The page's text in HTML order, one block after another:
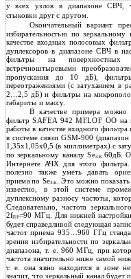
у всех узлов в диапазоне СВЧ,
стыковки друг с другом.
Окончательный вариант
избирательностью по
качестве входных полосовых
дуплексоров в диапазоне СВЧ в
фильтры на
встречноштыревыми
пропускания до 10 дБ),
переотражениями (с затуханием в
2…2,5 дБ) и фильтры на
габариты и массу.
В качестве примера можно
фильтр SAFEA 942 MFLOF OO на
работы в качестве входного
в системе связи GSM-900
1,35х1,05х0,5 (в миллиметрах) с
по зеркальному каналу SeЗ.К 60дБ.
Интернете АЧХ для этого
полезно также уметь давать
приема по SeЗ.К. Это можно
известно, в этой системе
дуплексному разносу частоты,
Следовательно, частота
2fПР=90 МГц. Для нижней настройки
будет справедливой следующая
частот приема 935…960 ГГц
зрения избирательности по
диапазона, т. е. 960 МГц, при
частота значительно ниже самой
т. е. она явно находится в зоне
значит, что зеркальный канал